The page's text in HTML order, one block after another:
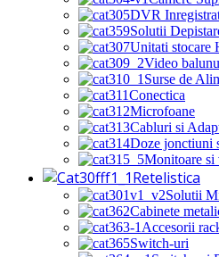
DVR
Solutii
Unitati
Video
Surse de
Conectica
Microfoane
Cabluri si
Doze jonctiuni
Monitoare si
Retelistica
Solutii
Cabinete
Accesorii
Switch-uri